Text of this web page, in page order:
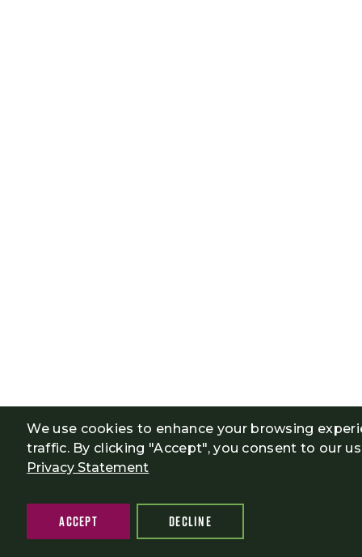
We use cookies to enhance your browsing
traffic. By clicking "Accept", you consent to our
Privacy Statement
ACCEPT DECLINE